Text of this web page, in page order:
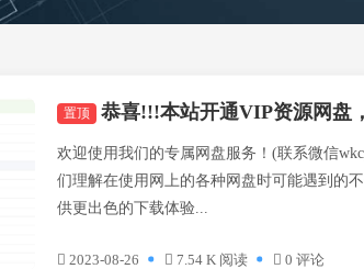
技术方案
置顶 恭喜!!!本站开通VIP资源网盘
欢迎使用我们的专属网盘服务！(联系微信
们理解在使用网上的各种网盘时可能遇到的
供更出色的下载体验...
2023-08-26 7.54 K 阅读 0 评论